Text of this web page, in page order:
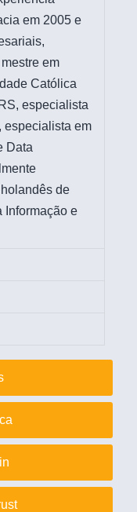
em 2005 e
em
Católica
especialista
especialista em
Data
de
Informação e